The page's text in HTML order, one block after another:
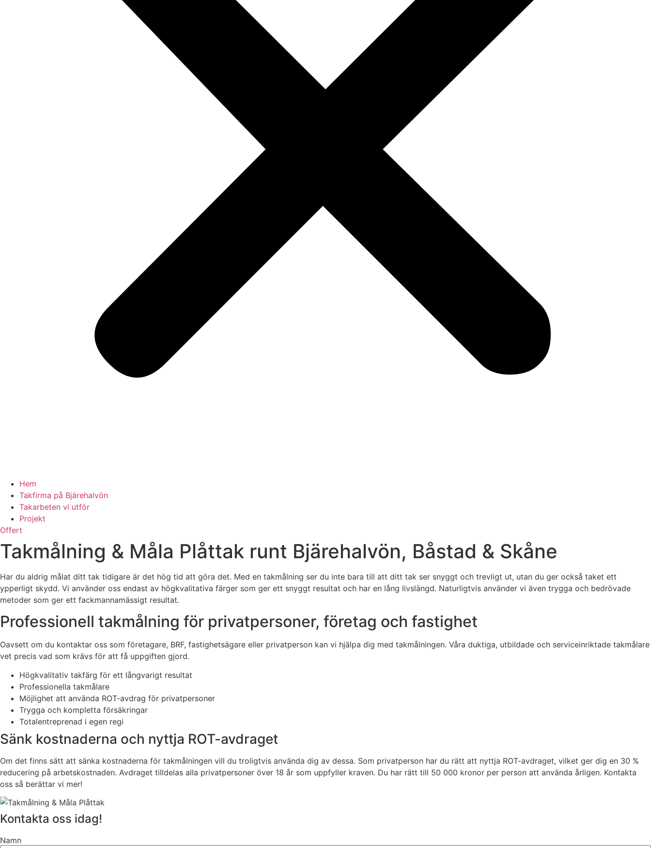
Hem
Takfirma på Bjärehalvön
Takarbeten vi utför
Projekt
Offert
Takmålning & Måla Plåttak runt Bjärehalvön, Båstad & Skåne
Har du aldrig målat ditt tak tidigare är det hög tid att göra det. Med en takmålning ser du inte bara till att ditt tak ser snyggt och trevligt ut, utan du ger också taket ett
ypperligt skydd. Vi använder oss endast av högkvalitativa färger som ger ett snyggt resultat och har en lång livslängd. Naturligtvis använder vi även trygga och bedrövade
metoder som ger ett fackmannamässigt resultat.
Professionell takmålning för privatpersoner, företag och fastighet
Oavsett om du kontaktar oss som företagare, BRF, fastighetsägare eller privatperson kan vi hjälpa dig med takmålningen. Våra duktiga, utbildade och serviceinriktade takmålare
vet precis vad som krävs för att få uppgiften gjord.
Högkvalitativ takfärg för ett långvarigt resultat
Professionella takmålare
Möjlighet att använda ROT-avdrag för privatpersoner
Trygga och kompletta försäkringar
Totalentreprenad i egen regi
Sänk kostnaderna och nyttja ROT-avdraget
Om det finns sätt att sänka kostnaderna för takmålningen vill du troligtvis använda dig av dessa. Som privatperson har du rätt att nyttja ROT-avdraget, vilket ger dig en 30 %
reducering på arbetskostnaden. Avdraget tilldelas alla privatpersoner över 18 år som uppfyller kraven. Du har rätt till 50 000 kronor per person att använda årligen. Kontakta
oss så berättar vi mer!
Kontakta oss idag!
Namn